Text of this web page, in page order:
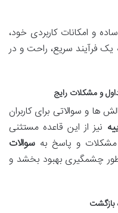
و امکانات کاربردی خود،
یک فرآیند سریع، راحت و در
و مشکلات رایج
و سوالاتی برای کاربران
نیز از این قاعده مستثنی
و پاسخ به سوالات
طور چشمگیری بهبود بخشد و
بازگشت